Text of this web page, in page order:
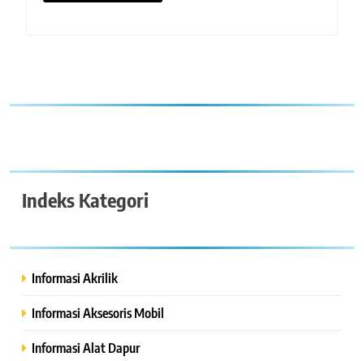
Indeks Kategori
Informasi Akrilik
Informasi Aksesoris Mobil
Informasi Alat Dapur